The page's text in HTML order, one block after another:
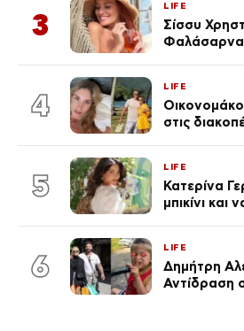
3
LIFE
Σίσσυ
Φαλάσαρνα
4
LIFE
στις
5
LIFE
Κατερίνα
μπικίνι και
6
LIFE
Δημήτρη
Αντίδραση